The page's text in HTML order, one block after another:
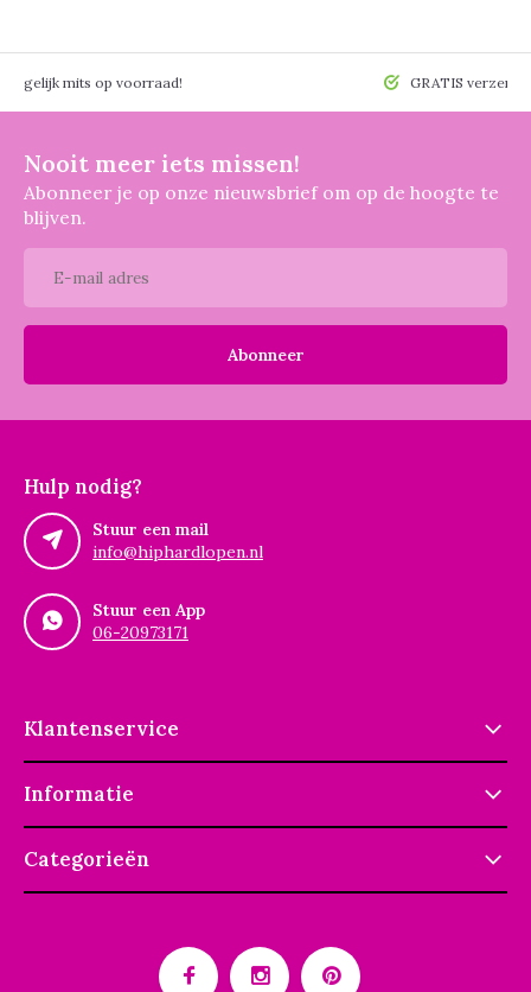
mits op voorraad! GRATIS
Nooit meer iets missen!
Abonneer je op onze nieuwsbrief om op de hoogte te
blijven.
Abonneer
Hulp nodig?
Stuur een mail
info@hiphardlopen.nl
Stuur een App
06-20973171
Klantenservice
Informatie
Categorieën